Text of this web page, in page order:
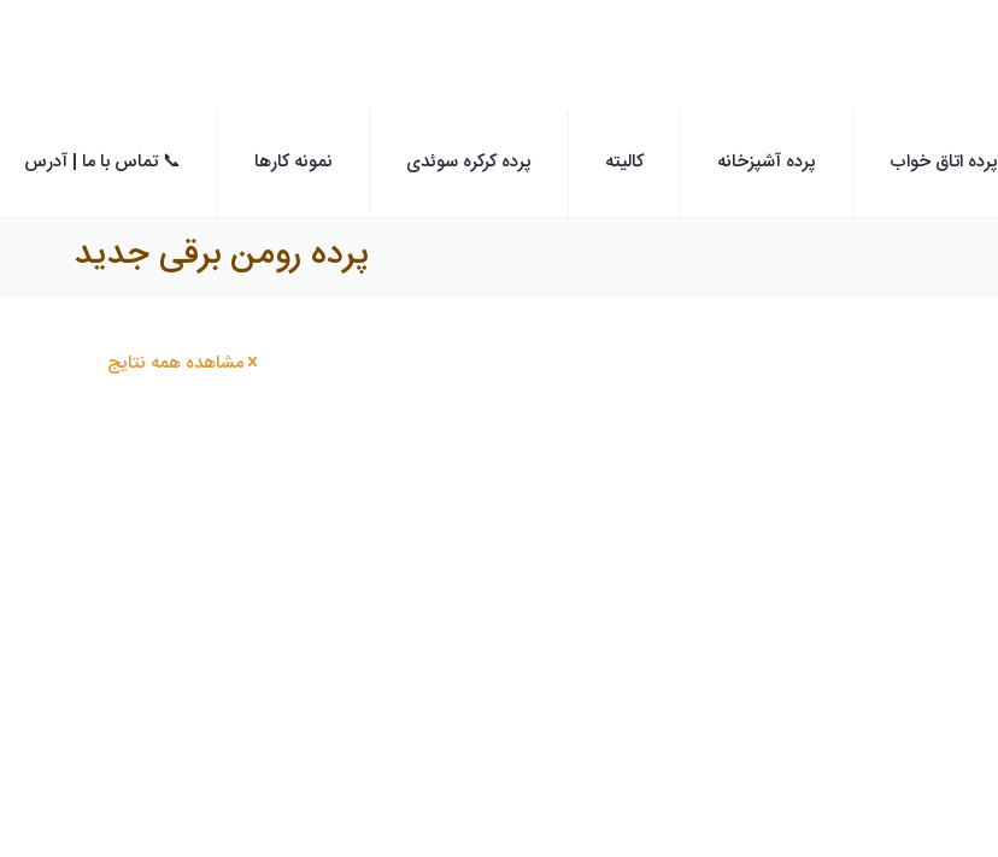
پرده اتاق خواب پرده آشپزخانه کالیته پرده کرکره سوئدی نمونه کارها 📞 تماس با ما | آدرس
پرده رومن برقی جدید
مشاهده همه نتایج